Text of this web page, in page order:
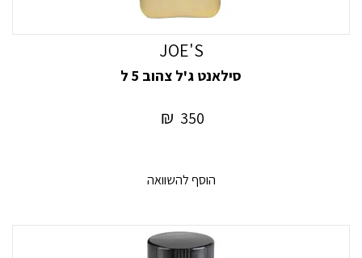
JOE'S
סילאנט ג'ל צהוב 5 ל
350
₪
הוסף להשוואה